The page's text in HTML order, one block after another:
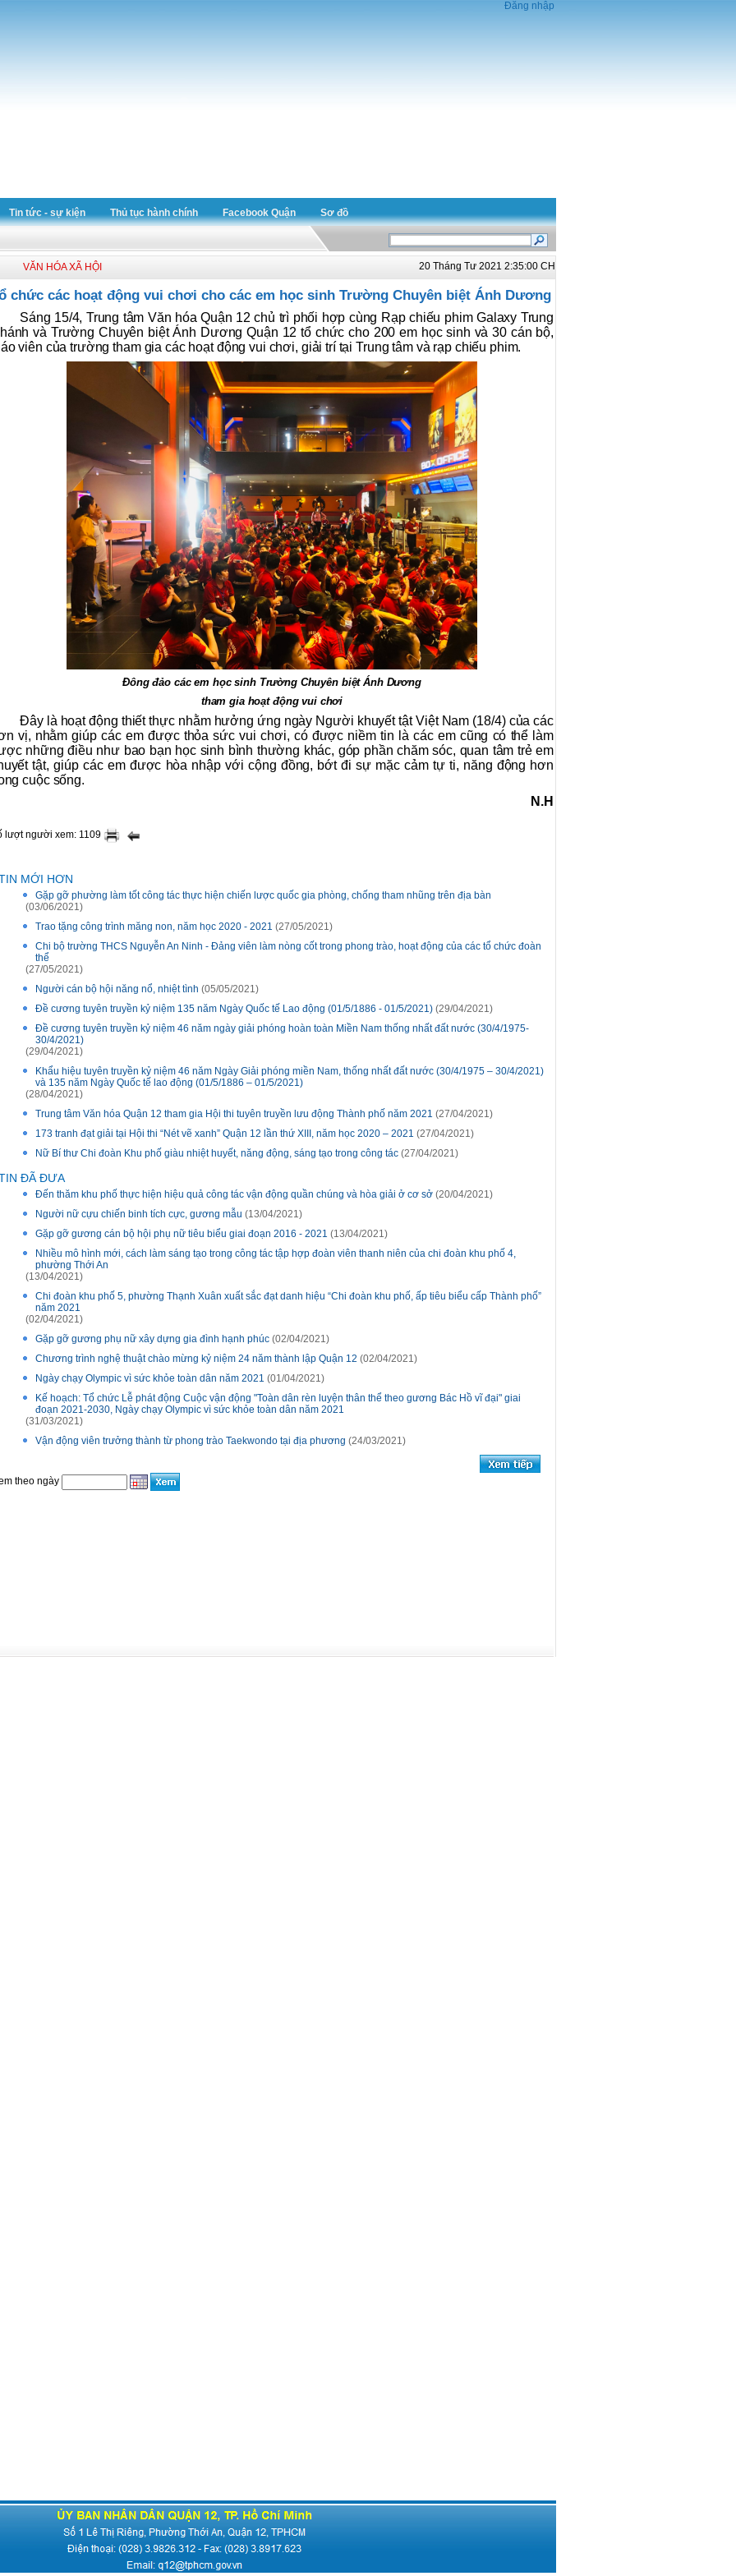
Đăng nhập
Tin tức - sự kiện Thủ tục hành chính Facebook Quận Sơ đồ
VĂN HÓA XÃ HỘI 20 Tháng Tư 2021 2:35:00 CH
chức các hoạt động vui chơi cho các em học sinh Trường Chuyên biệt Ánh Dương
Sáng 15/4, Trung tâm Văn hóa Quận 12 chủ trì phối hợp cùng Rạp chiếu phim Galaxy Trung
và Trường Chuyên biệt Ánh Dương Quận 12 tổ chức cho 200 em học sinh và 30 cán bộ,
viên của trường tham gia các hoạt động vui chơi, giải trí tại Trung tâm và rạp chiếu phim.
Đông đảo các em học sinh Trường Chuyên biệt Ánh Dương
tham gia hoạt động vui chơi
Đây là hoạt động thiết thực nhằm hưởng ứng ngày Người khuyết tật Việt Nam (18/4) của các
vị, nhằm giúp các em được thỏa sức vui chơi, có được niềm tin là các em cũng có thể làm
những điều như bao bạn học sinh bình thường khác, góp phần chăm sóc, quan tâm trẻ em
tật, giúp các em được hòa nhập với cộng đồng, bớt đi sự mặc cảm tự ti, năng động hơn
cuộc sống.
N.H
lượt người xem: 1109
MỚI HƠN
Gặp gỡ phường làm tốt công tác thực hiện chiến lược quốc gia phòng, chống tham nhũng trên địa bàn
(03/06/2021)
Trao tặng công trình măng non, năm học 2020 - 2021 (27/05/2021)
Chi bộ trường THCS Nguyễn An Ninh - Đảng viên làm nòng cốt trong phong trào, hoạt động của các tổ chức đoàn
thể
(27/05/2021)
Người cán bộ hội năng nổ, nhiệt tình (05/05/2021)
Đề cương tuyên truyền kỷ niệm 135 năm Ngày Quốc tế Lao động (01/5/1886 - 01/5/2021) (29/04/2021)
Đề cương tuyên truyền kỷ niệm 46 năm ngày giải phóng hoàn toàn Miền Nam thống nhất đất nước (30/4/1975-
30/4/2021)
(29/04/2021)
Khẩu hiệu tuyên truyền kỷ niệm 46 năm Ngày Giải phóng miền Nam, thống nhất đất nước (30/4/1975 – 30/4/2021)
và 135 năm Ngày Quốc tế lao động (01/5/1886 – 01/5/2021)
(28/04/2021)
Trung tâm Văn hóa Quận 12 tham gia Hội thi tuyên truyền lưu động Thành phố năm 2021 (27/04/2021)
173 tranh đạt giải tại Hội thi “Nét vẽ xanh” Quận 12 lần thứ XIII, năm học 2020 – 2021 (27/04/2021)
Nữ Bí thư Chi đoàn Khu phố giàu nhiệt huyết, năng động, sáng tạo trong công tác (27/04/2021)
ĐÃ ĐƯA
Đến thăm khu phố thực hiện hiệu quả công tác vận động quần chúng và hòa giải ở cơ sở (20/04/2021)
Người nữ cựu chiến binh tích cực, gương mẫu (13/04/2021)
Gặp gỡ gương cán bộ hội phụ nữ tiêu biểu giai đoạn 2016 - 2021 (13/04/2021)
Nhiều mô hình mới, cách làm sáng tạo trong công tác tập hợp đoàn viên thanh niên của chi đoàn khu phố 4,
phường Thới An
(13/04/2021)
Chi đoàn khu phố 5, phường Thạnh Xuân xuất sắc đạt danh hiệu “Chi đoàn khu phố, ấp tiêu biểu cấp Thành phố”
năm 2021
(02/04/2021)
Gặp gỡ gương phụ nữ xây dựng gia đình hạnh phúc (02/04/2021)
Chương trình nghệ thuật chào mừng kỷ niệm 24 năm thành lập Quận 12 (02/04/2021)
Ngày chạy Olympic vì sức khỏe toàn dân năm 2021 (01/04/2021)
Kế hoạch: Tổ chức Lễ phát động Cuộc vận động "Toàn dân rèn luyện thân thể theo gương Bác Hồ vĩ đại" giai
đoạn 2021-2030, Ngày chạy Olympic vì sức khỏe toàn dân năm 2021
(31/03/2021)
Vận động viên trưởng thành từ phong trào Taekwondo tại địa phương (24/03/2021)
theo ngày